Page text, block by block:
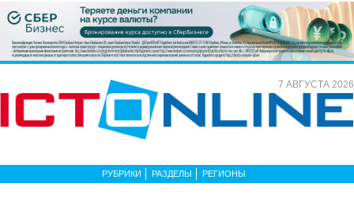
7 АВГУСТА 2026
РУБРИКИ РАЗДЕЛЫ РЕГИОНЫ